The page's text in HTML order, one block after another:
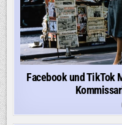
Facebook und TikTok